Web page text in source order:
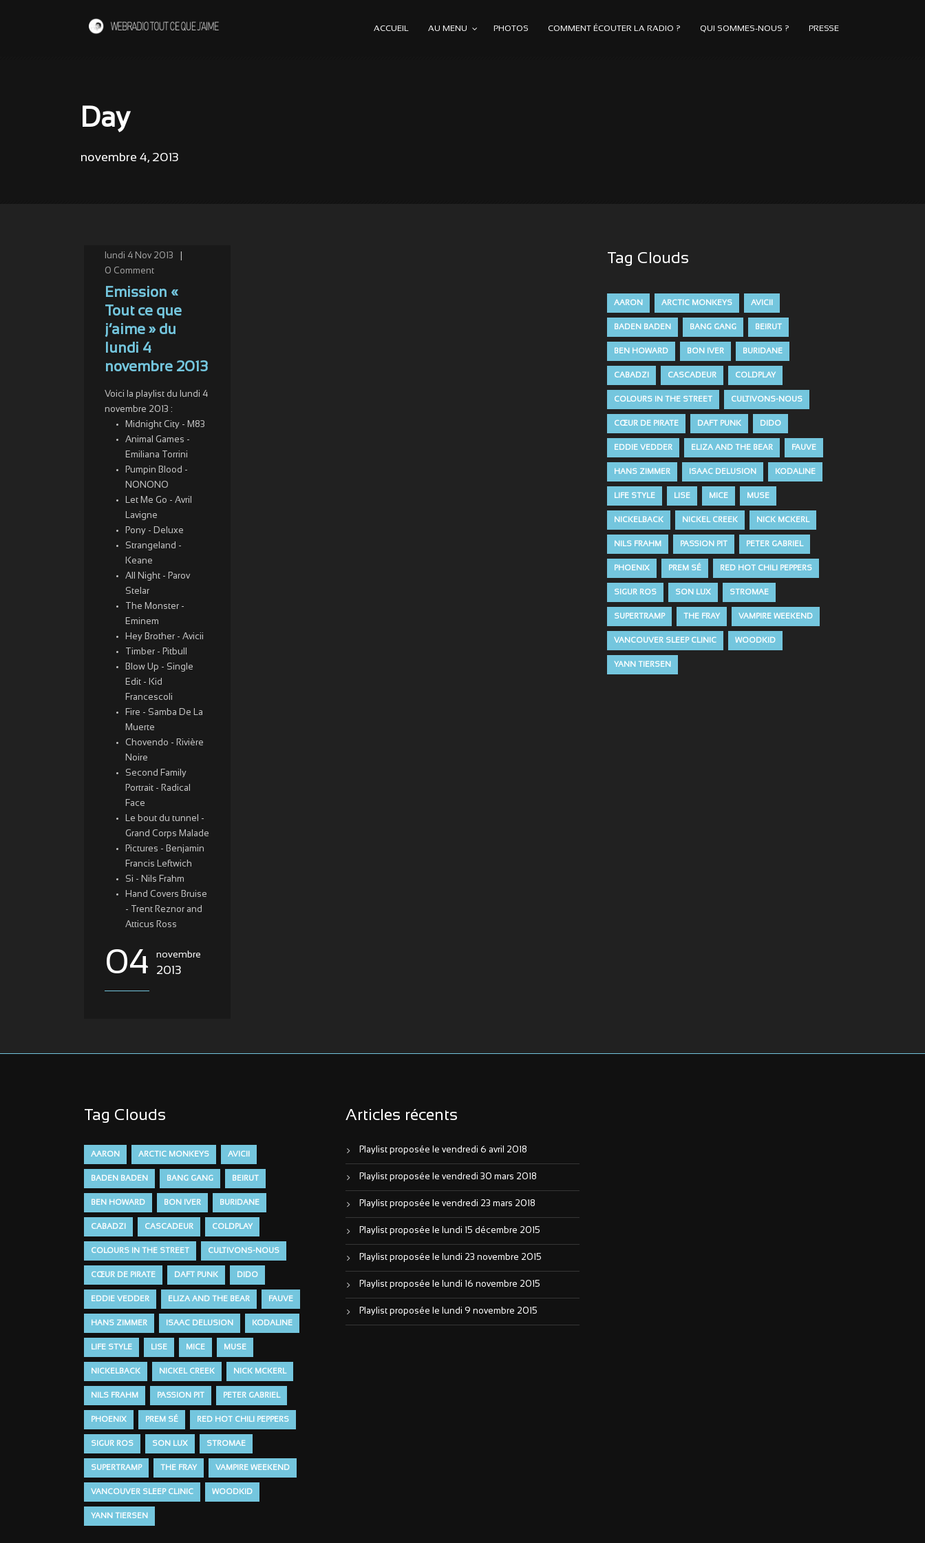
ACCUEIL AU MENU PHOTOS COMMENT ÉCOUTER LA RADIO ? QUI SOMMES-NOUS ? PRESSE
Day
novembre 4, 2013
lundi 4 Nov 2013
0 Comment
Emission «
Tout ce que
j’aime » du
lundi 4
novembre 2013
Voici la playlist du lundi 4
novembre 2013 :
Midnight City - M83
Animal Games -
Emiliana Torrini
Pumpin Blood -
NONONO
Let Me Go - Avril
Lavigne
Pony - Deluxe
Strangeland -
Keane
All Night - Parov
Stelar
The Monster -
Eminem
Hey Brother - Avicii
Timber - Pitbull
Blow Up - Single
Edit - Kid
Francescoli
Fire - Samba De La
Muerte
Chovendo - Rivière
Noire
Second Family
Portrait - Radical
Face
Le bout du tunnel -
Grand Corps Malade
Pictures - Benjamin
Francis Leftwich
Si - Nils Frahm
Hand Covers Bruise
- Trent Reznor and
Atticus Ross
04 novembre
2013
Tag Clouds
AARON ARCTIC MONKEYS AVICII
BADEN BADEN BANG GANG BEIRUT
BEN HOWARD BON IVER BURIDANE
CABADZI CASCADEUR COLDPLAY
COLOURS IN THE STREET CULTIVONS-NOUS
CŒUR DE PIRATE DAFT PUNK DIDO
EDDIE VEDDER ELIZA AND THE BEAR FAUVE
HANS ZIMMER ISAAC DELUSION KODALINE
LIFE STYLE LISE MICE MUSE
NICKELBACK NICKEL CREEK NICK MCKERL
NILS FRAHM PASSION PIT PETER GABRIEL
PHOENIX PREM SÉ RED HOT CHILI PEPPERS
SIGUR ROS SON LUX STROMAE
SUPERTRAMP THE FRAY VAMPIRE WEEKEND
VANCOUVER SLEEP CLINIC WOODKID
YANN TIERSEN
Tag Clouds
AARON ARCTIC MONKEYS AVICII
BADEN BADEN BANG GANG BEIRUT
BEN HOWARD BON IVER BURIDANE
CABADZI CASCADEUR COLDPLAY
COLOURS IN THE STREET CULTIVONS-NOUS
CŒUR DE PIRATE DAFT PUNK DIDO
EDDIE VEDDER ELIZA AND THE BEAR FAUVE
HANS ZIMMER ISAAC DELUSION KODALINE
LIFE STYLE LISE MICE MUSE
NICKELBACK NICKEL CREEK NICK MCKERL
NILS FRAHM PASSION PIT PETER GABRIEL
PHOENIX PREM SÉ RED HOT CHILI PEPPERS
SIGUR ROS SON LUX STROMAE
SUPERTRAMP THE FRAY VAMPIRE WEEKEND
VANCOUVER SLEEP CLINIC WOODKID
YANN TIERSEN
Articles récents
Playlist proposée le vendredi 6 avril 2018
Playlist proposée le vendredi 30 mars 2018
Playlist proposée le vendredi 23 mars 2018
Playlist proposée le lundi 15 décembre 2015
Playlist proposée le lundi 23 novembre 2015
Playlist proposée le lundi 16 novembre 2015
Playlist proposée le lundi 9 novembre 2015